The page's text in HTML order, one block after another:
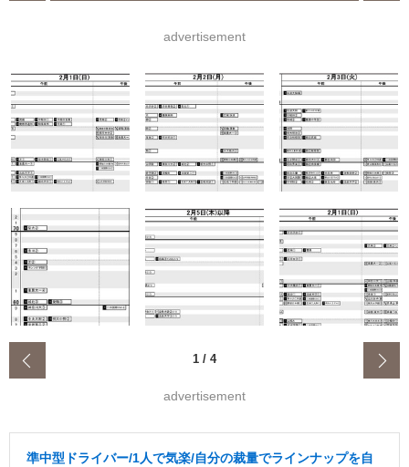
advertisement
1 / 4
advertisement
準中型ドライバー/1人で気楽/自分の裁量でラインナップを自